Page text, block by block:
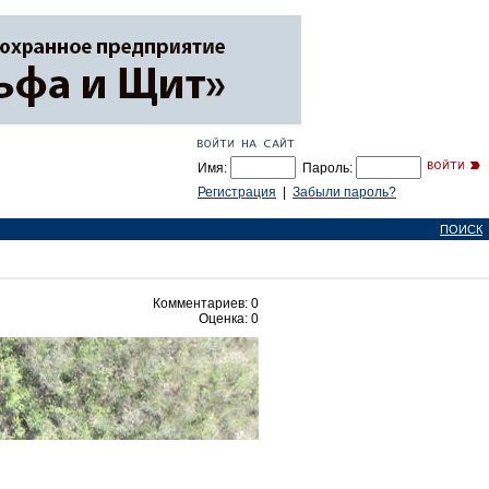
Имя:
Пароль:
Регистрация
Забыли пароль?
ПОИСК
Комментариев: 0
Оценка: 0